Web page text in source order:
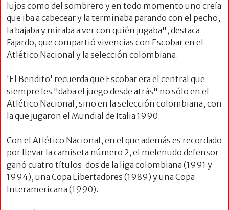
lujos como del sombrero y en todo momento uno creía
que iba a cabecear y la terminaba parando con el pecho,
la bajaba y miraba a ver con quién jugaba", destaca
Fajardo, que compartió vivencias con Escobar en el
Atlético Nacional y la selección colombiana.
'El Bendito' recuerda que Escobar era el central que
siempre les "daba el juego desde atrás" no sólo en el
Atlético Nacional, sino en la selección colombiana, con
la que jugaron el Mundial de Italia 1990.
Con el Atlético Nacional, en el que además es recordado
por llevar la camiseta número 2, el melenudo defensor
ganó cuatro títulos: dos de la liga colombiana (1991 y
1994), una Copa Libertadores (1989) y una Copa
Interamericana (1990).